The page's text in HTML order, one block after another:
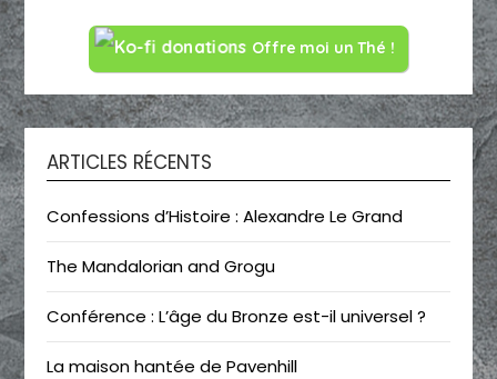
Offre moi un Thé !
ARTICLES RÉCENTS
Confessions d’Histoire : Alexandre Le Grand
The Mandalorian and Grogu
Conférence : L’âge du Bronze est-il universel ?
La maison hantée de Pavenhill